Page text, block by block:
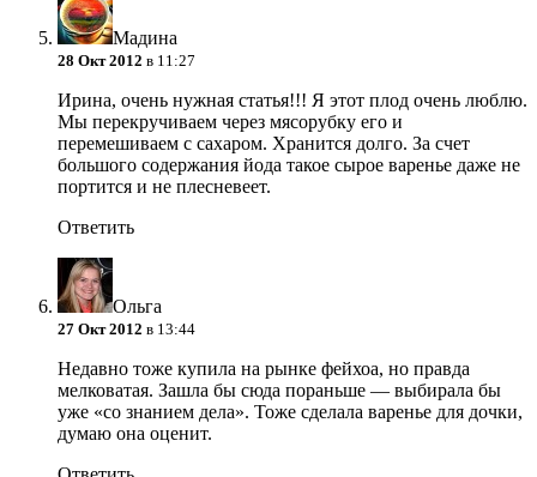
Мадина
28 Окт 2012 в 11:27
Ирина, очень нужная статья!!! Я этот плод очень люблю.
Мы перекручиваем через мясорубку его и
перемешиваем с сахаром. Хранится долго. За счет
большого содержания йода такое сырое варенье даже не
портится и не плесневеет.
Ответить
Ольга
27 Окт 2012 в 13:44
Недавно тоже купила на рынке фейхоа, но правда
мелковатая. Зашла бы сюда пораньше — выбирала бы
уже «со знанием дела». Тоже сделала варенье для дочки,
думаю она оценит.